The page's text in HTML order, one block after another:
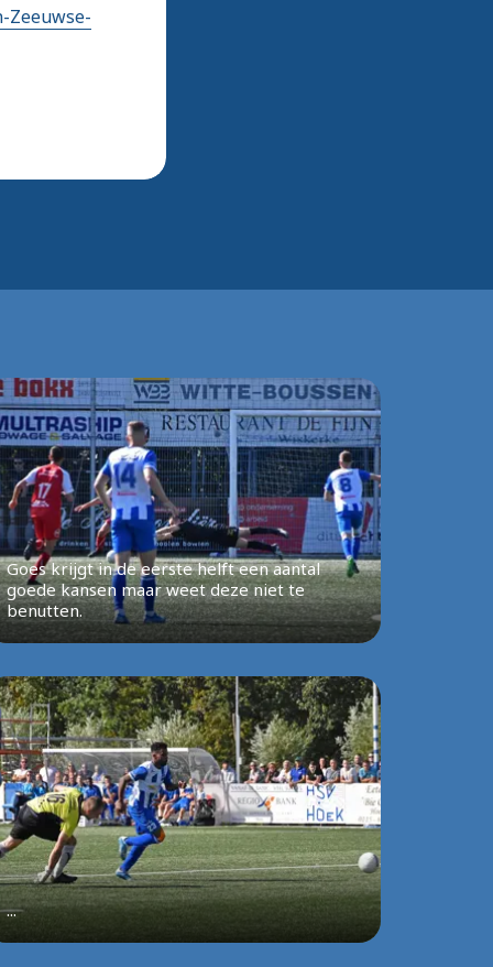
Zeeuwse-
Goes krijgt in de eerste helft een aantal
goede kansen maar weet deze niet te
benutten.
...